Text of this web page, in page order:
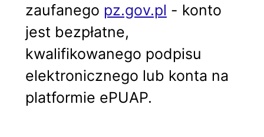
zaufanego pz.gov.pl - konto
jest bezpłatne,
kwalifikowanego podpisu
elektronicznego lub konta na
platformie ePUAP.